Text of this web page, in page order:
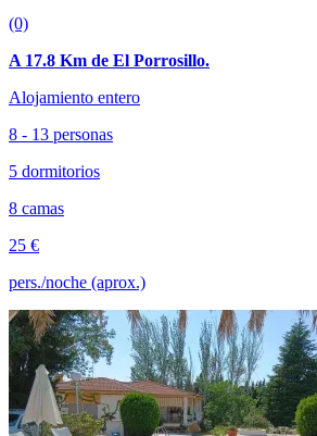
(0)
A 17.8 Km de El Porrosillo.
Alojamiento entero
8 - 13 personas
5 dormitorios
8 camas
25 €
pers./noche (aprox.)